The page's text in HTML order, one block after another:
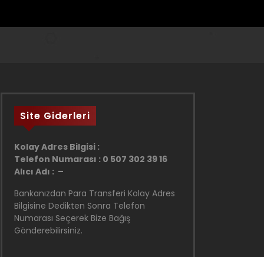
Site Giderleri
Kolay Adres Bilgisi :
Telefon Numarası : 0 507 302 39 16
Alıcı Adı : –
Bankanızdan Para Transferi Kolay Adres
Bilgisine Dedikten Sonra Telefon
Numarası Seçerek Bize Bağış
Gönderebilirsiniz.